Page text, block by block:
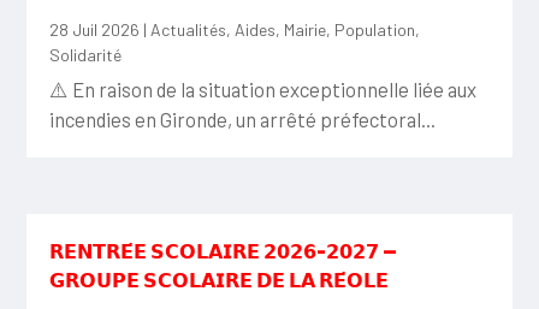
28 Juil 2026 |Actualités,Aides, Mairie, Population,
Solidarité
⚠️ En raison de la situation exceptionnelle liée aux
incendies en Gironde, un arrêté préfectoral...
𝗥𝗘𝗡𝗧𝗥𝗘́𝗘 𝗦𝗖𝗢𝗟𝗔𝗜𝗥𝗘 𝟮𝟬𝟮𝟲-𝟮𝟬𝟮𝟳 —
𝗚𝗥𝗢𝗨𝗣𝗘 𝗦𝗖𝗢𝗟𝗔𝗜𝗥𝗘 𝗗𝗘 𝗟𝗔 𝗥𝗘́𝗢𝗟𝗘